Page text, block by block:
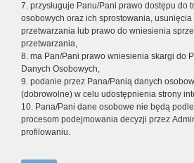
7. przysługuje Panu/Pani prawo dostępu do
osobowych oraz ich sprostowania,
przetwarzania lub prawo do wniesienia
przetwarzania,
8. ma Pan/Pani prawo wniesienia skargi do
Danych Osobowych,
9. podanie przez Pana/Panią danych
(dobrowolne) w celu udostępnienia strony
10. Pana/Pani dane osobowe nie będą
procesom podejmowania decyzji przez
profilowaniu.